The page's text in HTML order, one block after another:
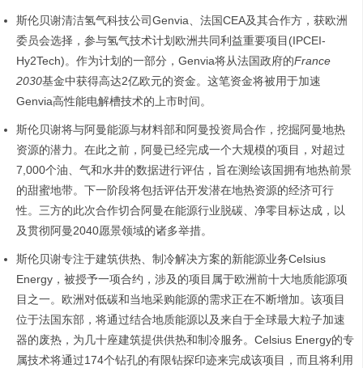
斯伦贝谢清洁氢气科技公司Genvia、法国CEA及其合作方，获欧洲
委员会选择，参与氢气技术计划欧洲共同利益重要项目(IPCEI-
Hy2Tech)。作为计划的一部分，Genvia将从法国政府的France
2030基金中获得高达2亿欧元的资金。这笔资金将被用于加速
Genvia高性能电解槽技术的上市时间。
斯伦贝谢将与阿曼能源与材料部和阿曼投资局合作，挖掘阿曼地热
资源的潜力。在此之前，阿曼已经完成一个大规模的项目，对超过
7,000个油、气和水井的数据进行评估，旨在测绘该国拥有地热前景
的甜蜜地带。下一阶段将包括评估开发潜在地热资源的经济可行
性。三方的此次合作切合阿曼在能源行业脱碳、净零目标达成，以
及贯彻阿曼2040愿景领域的诸多举措。
斯伦贝谢专注于建筑供热、制冷解决方案的新能源业务Celsius
Energy，被授予一项合约，涉及的项目属于欧洲前十大地质能源项
目之一。欧洲对低碳和当地采购能源的需求正在不断增加。该项目
位于法国东部，将通过结合地质能源以及来自于全球最大粒子加速
器的废热，为几十座建筑提供供热和制冷服务。Celsius Energy的专
属技术将通过174个钻孔的有限钻探印迹来完成该项目，而且将利用